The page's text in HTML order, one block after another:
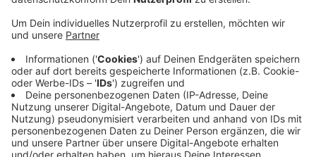
Gesamtschule entstehen, doch das letzte "Ja" oder
"Nein" der Bezirksregierung steht noch immer aus. Ein
Antrag der Stadt Münster lasse auf sich warten, sagt
die Bezirksregierung auf Nachfrage. Zudem fehlen
noch Schuldaten aus Billerbeck und Havixbeck, um die
Situation zu bewerten. Dazu gehören unter anderm die